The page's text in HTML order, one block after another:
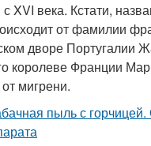
XVI века. Кстати,
от фамилии
дворе Португалии
королеве Франции
мигрени.